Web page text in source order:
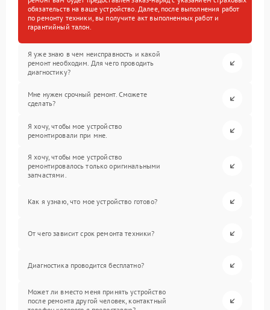
обязательств на ваше устройство. Далее, после выполнения работ
по ремонту техники, вы получите акт выполненных работ и
гарантийный талон.
Я уже знаю в чем неисправность и какой
ремонт необходим. Для чего проводить
диагностику?
Мне нужен срочный ремонт. Сможете
сделать?
Я хочу, чтобы мое устройство
ремонтировали при мне.
Я хочу, чтобы мое устройство
ремонтировалось только оригинальными
запчастями.
Как я узнаю, что мое устройство готово?
От чего зависит срок ремонта техники?
Диагностика проводится бесплатно?
Может ли вместо меня принять устройство
после ремонта другой человек, контактный